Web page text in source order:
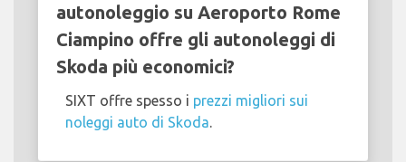
autonoleggio su Aeroporto Rome
Ciampino offre gli autonoleggi di
Skoda più economici?
SIXT offre spesso i prezzi migliori sui
noleggi auto di Skoda